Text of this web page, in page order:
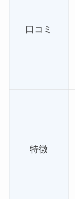
口コミ
特徴